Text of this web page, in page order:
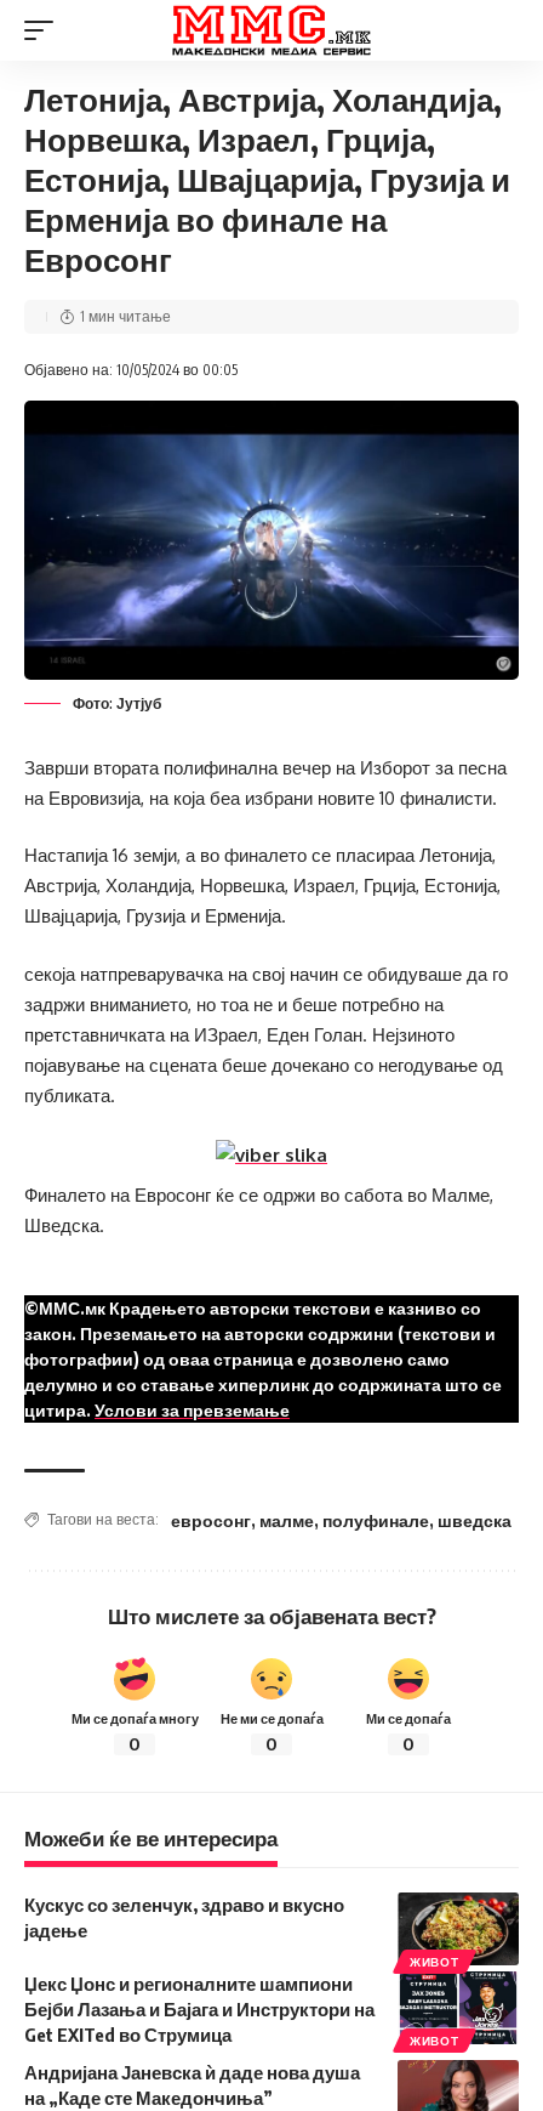
Летонија, Австрија, Холандија,
Норвешка, Израел, Грција,
Естонија, Швајцарија, Грузија и
Ерменија во финале на
Евросонг
Објавено на: 10/05/2024 во 00:05
1 мин читање
Фото: Јутјуб
Заврши втората полифинална вечер на Изборот за песна
на Евровизија, на која беа избрани новите 10 финалисти.
Настапија 16 земји, а во финалето се пласираа Летонија,
Австрија, Холандија, Норвешка, Израел, Грција, Естонија,
Швајцарија, Грузија и Ерменија.
секоја натпреварувачка на свој начин се обидуваше да го
задржи вниманието, но тоа не и беше потребно на
претставничката на ИЗраел, Еден Голан. Нејзиното
појавување на сцената беше дочекано со негодување од
публиката.
Финалето на Евросонг ќе се одржи во сабота во Малме,
Шведска.
©ММС.мк Крадењето авторски текстови е казниво со
закон. Преземањето на авторски содржини (текстови и
фотографии) од оваа страница е дозволено само
делумно и со ставање хиперлинк до содржината што се
цитира. Услови за превземање
Тагови на веста: евросонг, малме, полуфинале, шведска
Што мислете за објавената вест?
Ми се допаѓа многу
0
Не ми се допаѓа
0
Ми се допаѓа
0
Можеби ќе ве интересира
ЖИВОТ
Кускус со зеленчук, здраво и вкусно
јадење
ЖИВОТ
Џекс Џонс и регионалните шампиони
Бејби Лазања и Бајага и Инструктори на
Get EXITed во Струмица
Андријана Јаневска ѝ даде нова душа
на „Каде сте Македончиња”